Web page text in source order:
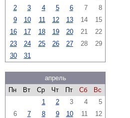
2
3 4 5 6 7
8
9
10 11 12 13 14
15
16
17 18 19 20 21
22
23
24 25 26 27 28
29
30
31
апрель
Пн
Вт Ср Чт Пт Сб
Вс
1
2 3 4
5
6
7 8 9 10 11
12